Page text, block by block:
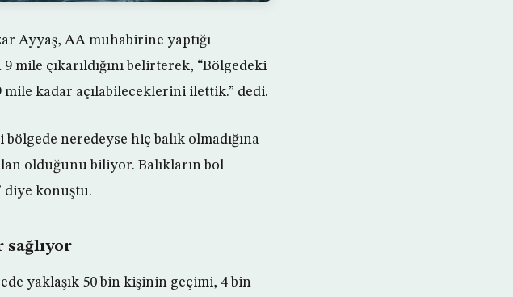
Ayyaş, AA muhabirine yaptığı
mile çıkarıldığını belirterek, “Bölgedeki
mile kadar açılabileceklerini ilettik.” dedi.
neredeyse hiç balık olmadığına
olduğunu biliyor. Balıkların bol
diye konuştu.
sağlıyor
yaklaşık 50 bin kişinin geçimi, 4 bin